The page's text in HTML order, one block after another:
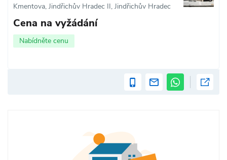
Kmentova, Jindřichův Hradec II, Jindřichův Hradec
Cena na vyžádání
Nabídněte cenu